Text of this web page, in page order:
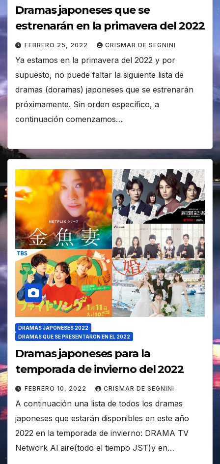
Dramas japoneses que se
estrenarán en la primavera del 2022
FEBRERO 25, 2022 CRISMAR DE SEGNINI
Ya estamos en la primavera del 2022 y por
supuesto, no puede faltar la siguiente lista de
dramas (doramas) japoneses que se estrenarán
próximamente. Sin orden específico, a
continuación comenzamos…
DRAMAS JAPONESES 2022
DRAMAS QUE SE PRESENTARON EN EL 2022
Dramas japoneses para la
temporada de invierno del 2022
FEBRERO 10, 2022 CRISMAR DE SEGNINI
A continuación una lista de todos los dramas
japoneses que estarán disponibles en este año
2022 en la temporada de invierno: DRAMA TV
Network Al aire(todo el tiempo JST)y en…